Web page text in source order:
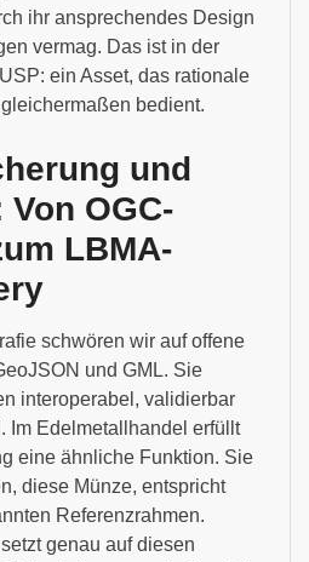
ihr ansprechendes Design
vermag. Das ist in der
ein Asset, das rationale
bedient.
und
OGC-
LBMA-
schwören wir auf offene
und GML. Sie
interoperabel, validierbar
Im Edelmetallhandel erfüllt
eine ähnliche Funktion. Sie
diese Münze, entspricht
Referenzrahmen.
genau auf diesen